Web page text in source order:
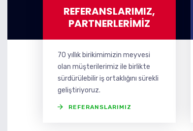
REFERANSLARIMIZ,
PARTNERLERIMIZ
70 yıllık birikimimizin meyvesi
olan müşterilerimiz ile birlikte
sürdürülebilir iş ortaklığını sürekli
geliştiriyoruz.
REFERANSLARIMIZ